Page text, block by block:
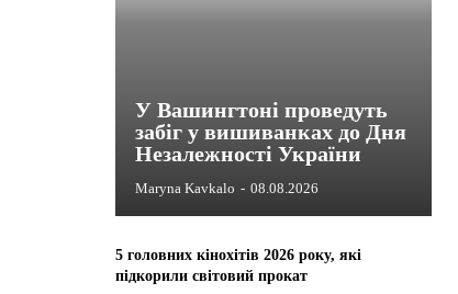
У Вашингтоні проведуть
забіг у вишиванках до Дня
Незалежності України
Maryna Kavkalo - 08.08.2026
5 головних кінохітів 2026 року, які
підкорили світовий прокат